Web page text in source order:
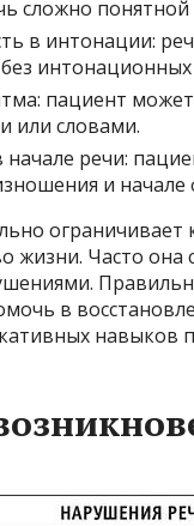
сложно
в интонации:
пациент
или словами.
начале речи:
и начале
жизни. Часто
в
навыков